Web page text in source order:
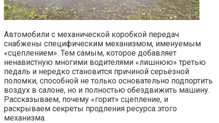
Автомобили с механической коробкой передач
снабжены специфическим механизмом, именуемым
«сцеплением». Тем самым, которое добавляет
ненавистную многими водителями «лишнюю» третью
педаль и нередко становится причиной серьёзной
поломки, способной не только основательно подпортить
воздух в салоне, но и полностью обездвижить машину.
Рассказываем, почему «горит» сцепление, и
раскрываем секреты продления ресурса этого
механизма.